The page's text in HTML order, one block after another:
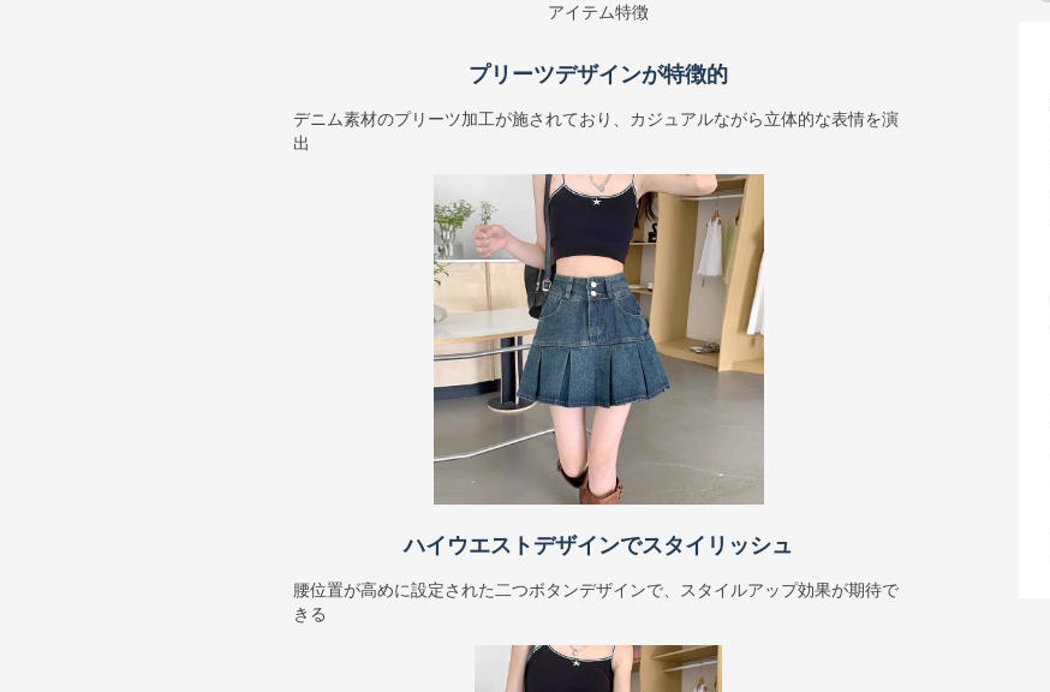
アイテム特徴
プリーツデザインが特徴的
デニム素材のプリーツ加工が施されており、カジュアルながら立体的な表情を演
出
ハイウエストデザインでスタイリッシュ
腰位置が高めに設定された二つボタンデザインで、スタイルアップ効果が期待で
きる